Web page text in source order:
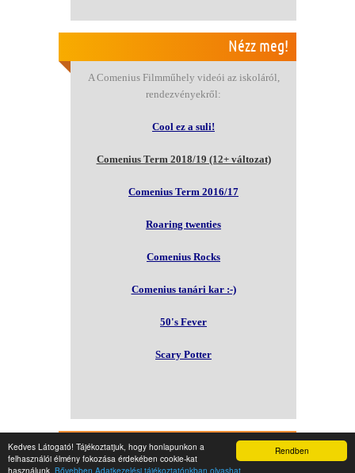
Rendben
Kedves Látogató! Tájékoztatjuk, hogy honlapunkon a
felhasználói élmény fokozása érdekében cookie-kat
használunk. Bővebben Adatkezelési tájékoztatónkban olvashat
Nézz meg!
A Comenius Filmműhely videói az iskoláról,
rendezvényekről:
Cool ez a suli!
Comenius Term 2018/19 (12+ változat)
Comenius Term 2016/17
Roaring twenties
Comenius Rocks
Comenius tanári kar :-)
50's Fever
Scary Potter
E-NAPLÓ MAGÁNTANULÓK SEGÉDANYAGOK
©2023 | Comenius Angol-Magyar Két Tanítási